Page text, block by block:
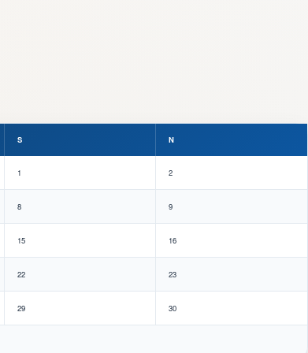
S N
1 2
8 9
15 16
22 23
29 30